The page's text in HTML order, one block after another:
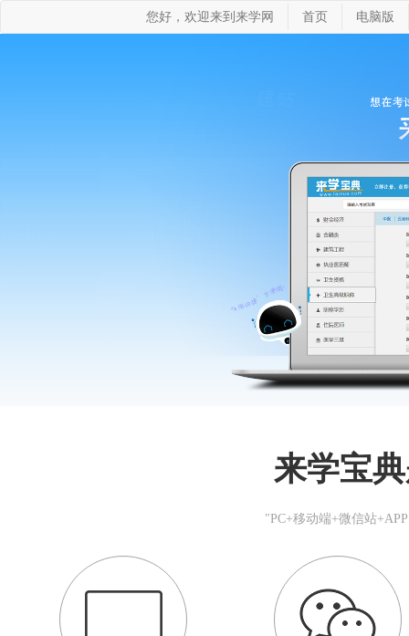
您好，欢迎来到来学网 首页 电脑版
来学宝
"PC+移动端+微信站